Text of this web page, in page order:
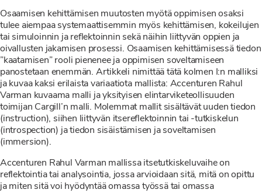
Osaamisen kehittämisen muutosten myötä oppimisen osaksi
tulee aiempaa systemaattisemmin myös kehittämisen, kokeilujen
tai simuloinnin ja reflektoinnin sekä näihin liittyvän oppien ja
oivallusten jakamisen prosessi. Osaamisen kehittämisessä tiedon
”kaatamisen” rooli pienenee ja oppimisen soveltamiseen
panostetaan enemmän. Artikkeli nimittää tätä kolmen I:n malliksi
ja kuvaa kaksi erilaista variaatiota mallista: Accenturen Rahul
Varman kuvaama malli ja yksityisen elintarviketeollisuuden
toimijan Cargill’n malli. Molemmat mallit sisältävät uuden tiedon
(instruction), siihen liittyvän itsereflektoinnin tai -tutkiskelun
(introspection) ja tiedon sisäistämisen ja soveltamisen
(immersion).
Accenturen Rahul Varman mallissa itsetutkiskeluvaihe on
reflektointia tai analysointia, jossa arvioidaan sitä, mitä on opittu
ja miten sitä voi hyödyntää omassa työssä tai omassa